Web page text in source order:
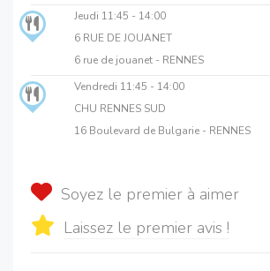
Jeudi 11:45 - 14:00
6 RUE DE JOUANET
6 rue de jouanet - RENNES
Vendredi 11:45 - 14:00
CHU RENNES SUD
16 Boulevard de Bulgarie - RENNES
Soyez le premier à aimer
Laissez le premier avis !